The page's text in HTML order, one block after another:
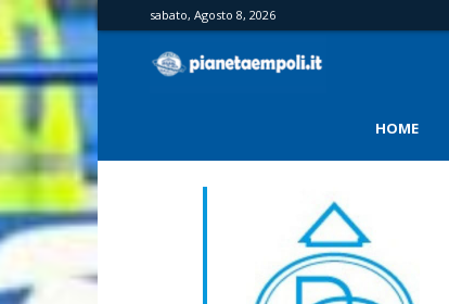
sabato, Agosto 8, 2026
HOME